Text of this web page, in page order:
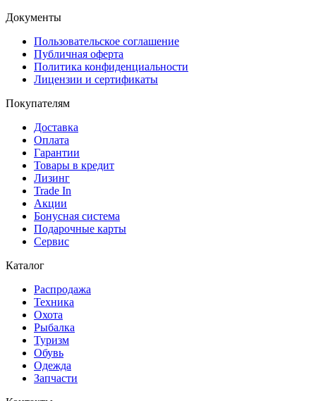
Документы
Пользовательское соглашение
Публичная оферта
Политика конфиденциальности
Лицензии и сертификаты
Покупателям
Доставка
Оплата
Гарантии
Товары в кредит
Лизинг
Trade In
Акции
Бонусная система
Подарочные карты
Сервис
Каталог
Распродажа
Техника
Охота
Рыбалка
Туризм
Обувь
Одежда
Запчасти